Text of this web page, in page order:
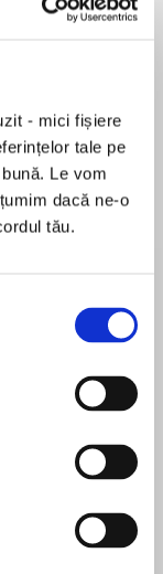
- mici fișiere
tale pe
Le vom
dacă ne-o
tău.
story——with
a few good
night. When
People
librarian